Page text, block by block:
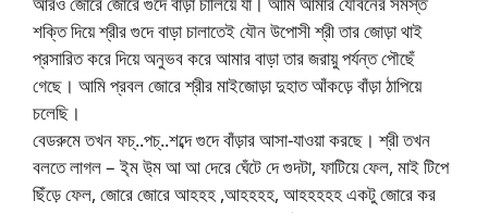
শক্তি দিয়ে শ্রীর গুদে বাড়া চালাতেই যৌন উপোসী শ্রী তার জোড়া থাই
প্রসারিত করে দিয়ে অনুভব করে আমার বাড়া তার জরায়ু পর্যন্ত পৌছেঁ
গেছে। আমি প্রবল জোরে শ্রীর মাইজোড়া দুহাত আঁকড়ে বাঁড়া ঠাপিয়ে
চলেছি।
বেডরুমে তখন ফচ্..পচ্..শব্দে গুদে বাঁড়ার আসা-যাওয়া করছে। শ্রী তখন
বলতে লাগল – ই্ম উ্ম আ আ দেরে ঘেঁটে দে গুদটা, ফাটিয়ে ফেল, মাই টিপে
ছিঁড়ে ফেল, জোরে জোরে আহহহ ,আহহহহ, আহহহহহ একটু জোরে কর